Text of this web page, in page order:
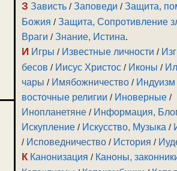
З Зависть /Заповеди /Защита,
Божия /Защита, Сопротивление
Враги /Знание, Истина.
И Игры / Известные личности /
бесов / Иисус Христос / Иконы /
чары / Имябожничество / Индуизм
восточные религии / Иноверные /
Инопланетяне / Информация,
Искупление / Искусство, Музыка /
/ Исповедничество / История /
К Канонизация / Каноны,